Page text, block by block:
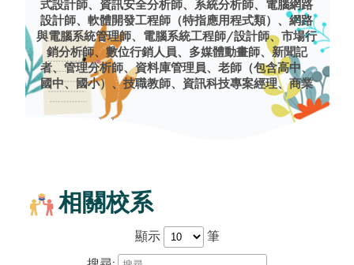
式設計師、資訊安全分析師、系統分析師、電腦網路
設計師、軟體開發工程師（特指應用程式類）、網路
與電腦系統管理師、電腦系統工程師/設計師、市場行
銷分析師、數位行銷人員、多媒體動畫師、新聞記
者、管理分析師、資料庫管理員、老師（包含高中、
國中、國小）、技職教師、資訊科技專案經理、商業
情報分析師、金融定量分析師、企業營運分析師/業務
分析師、產品設計師、製造工程技師、品質管制分析
師、交通運輸規畫師、貨運業者、物流辦事員、運輸
業服務員（機艙服務員除外）、空服員、活動公關企
畫、公關專家、運動中心主任、運動教練及球探、運
動培訓員、運動中心教練、醫療及健康企業經理、行
政主管、業務代表（特指製造業、科技業及科學業批
相關校系
顯示
筆